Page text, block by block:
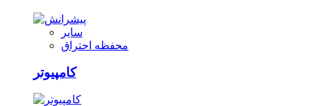
سایر
محفظه احتراق
کامپیوتر